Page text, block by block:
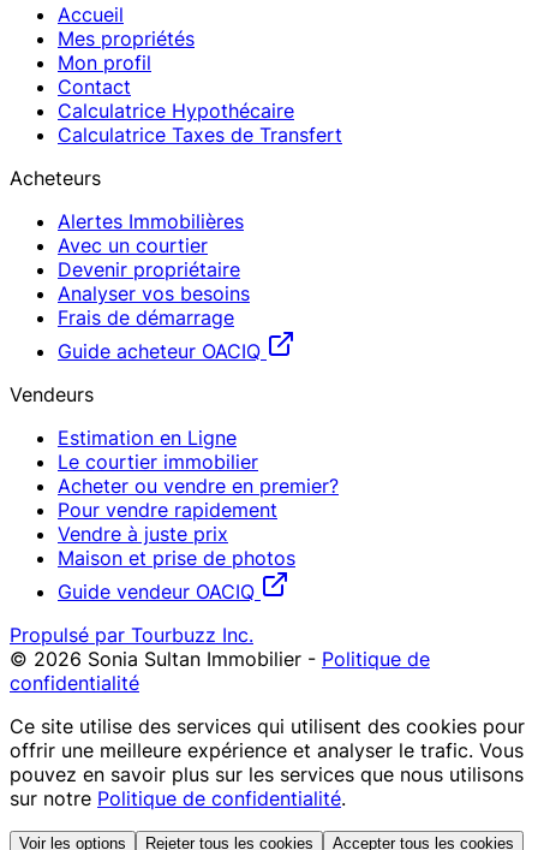
Accueil
Mes propriétés
Mon profil
Contact
Calculatrice Hypothécaire
Calculatrice Taxes de Transfert
Acheteurs
Alertes Immobilières
Avec un courtier
Devenir propriétaire
Analyser vos besoins
Frais de démarrage
Guide acheteur OACIQ
Vendeurs
Estimation en Ligne
Le courtier immobilier
Acheter ou vendre en premier?
Pour vendre rapidement
Vendre à juste prix
Maison et prise de photos
Guide vendeur OACIQ
Propulsé par Tourbuzz Inc.
© 2026 Sonia Sultan Immobilier - Politique de
confidentialité
Ce site utilise des services qui utilisent des cookies pour
offrir une meilleure expérience et analyser le trafic. Vous
pouvez en savoir plus sur les services que nous utilisons
sur notre Politique de confidentialité.
Voir les options Rejeter tous les cookies Accepter tous les cookies